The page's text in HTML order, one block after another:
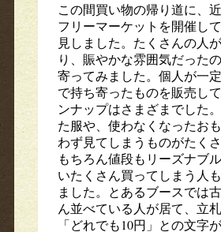
この間買い物の帰り道に、
フリーマーケットを開催し
見しました。たくさんの人
り、賑やかな雰囲気だった
寄ってみました。個人が一
で持ち寄ったものを販売し
ンナップはさまざまでした
た服や、使わなくなったお
わず見てしまうものがたくさ
もちろん値段もリーズナブ
いたくさん買ってしまう人
ました。とあるブースでは
ん並べている人が居て、立
「どれでも10円」との文字